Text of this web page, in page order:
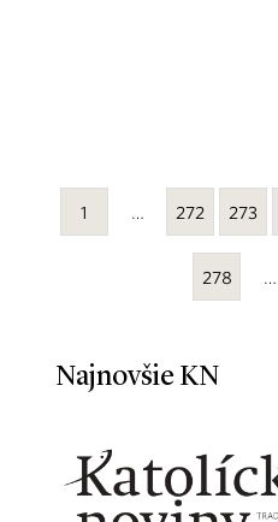
1 … 272 273
278 …
Najnovšie KN